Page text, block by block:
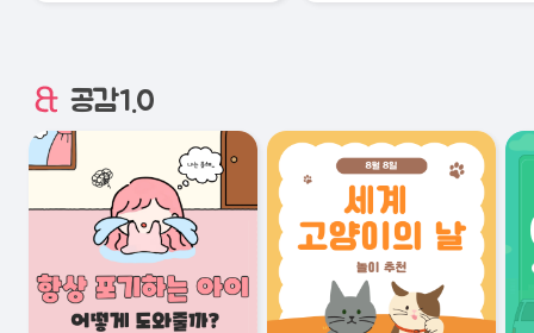
공감1.0